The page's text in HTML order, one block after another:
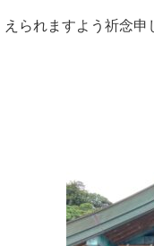
えられますよう祈念申